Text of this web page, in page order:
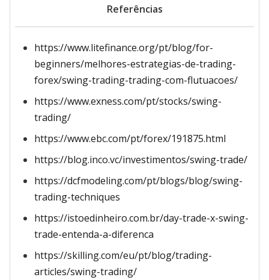
Referências
https://www.litefinance.org/pt/blog/for-
beginners/melhores-estrategias-de-trading-
forex/swing-trading-trading-com-flutuacoes/
https://www.exness.com/pt/stocks/swing-
trading/
https://www.ebc.com/pt/forex/191875.html
https://blog.inco.vc/investimentos/swing-trade/
https://dcfmodeling.com/pt/blogs/blog/swing-
trading-techniques
https://istoedinheiro.com.br/day-trade-x-swing-
trade-entenda-a-diferenca
https://skilling.com/eu/pt/blog/trading-
articles/swing-trading/